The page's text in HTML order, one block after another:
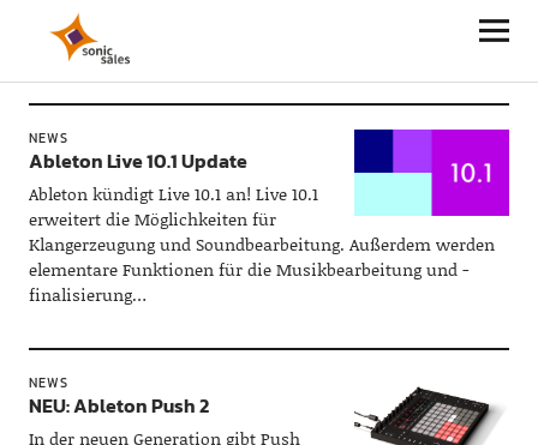
Sonic Sales
NEWS
Ableton Live 10.1 Update
Ableton kündigt Live 10.1 an! Live 10.1
erweitert die Möglichkeiten für
Klangerzeugung und Soundbearbeitung. Außerdem werden
elementare Funktionen für die Musikbearbeitung und -
finalisierung…
NEWS
NEU: Ableton Push 2
In der neuen Generation gibt Push